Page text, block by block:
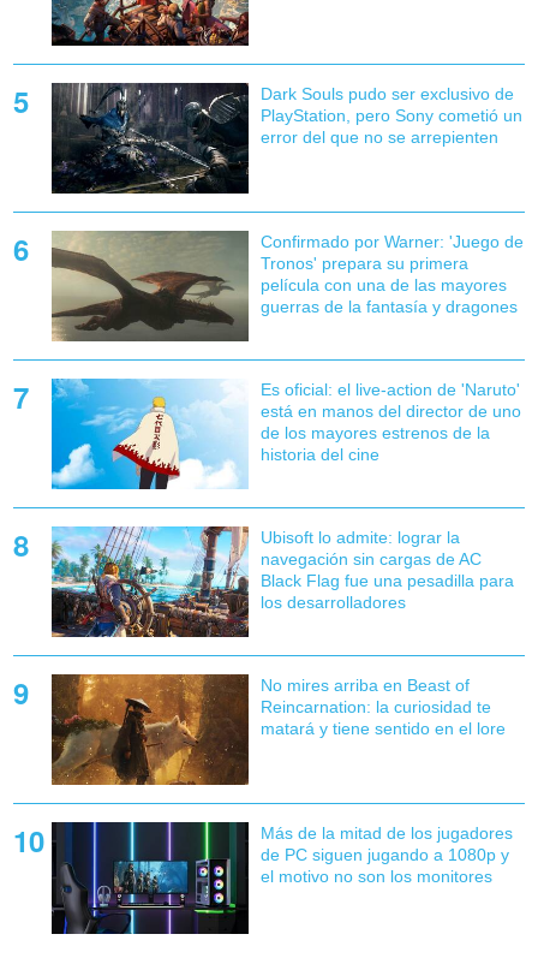
Dark Souls pudo ser exclusivo de
PlayStation, pero Sony cometió un
error del que no se arrepienten
Confirmado por Warner: 'Juego de
Tronos' prepara su primera
película con una de las mayores
guerras de la fantasía y dragones
Es oficial: el live-action de 'Naruto'
está en manos del director de uno
de los mayores estrenos de la
historia del cine
Ubisoft lo admite: lograr la
navegación sin cargas de AC
Black Flag fue una pesadilla para
los desarrolladores
No mires arriba en Beast of
Reincarnation: la curiosidad te
matará y tiene sentido en el lore
Más de la mitad de los jugadores
de PC siguen jugando a 1080p y
el motivo no son los monitores